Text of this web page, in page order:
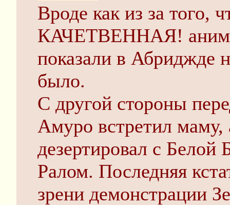
Вроде как из за того,
КАЧЕТВЕННАЯ!
показали в Абриджде
было.
С другой стороны
Амуро встретил маму,
дезертировал с Белой
Ралом. Последняя
зрени демонстрации